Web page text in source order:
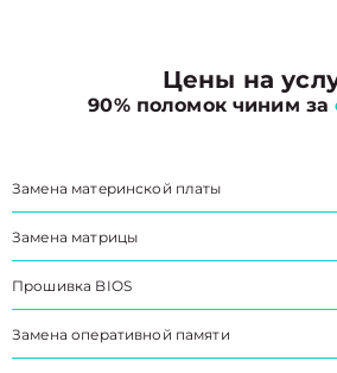
Цены на
90% поломок чиним за
Замена материнской платы
Замена матрицы
Прошивка BIOS
Замена оперативной памяти